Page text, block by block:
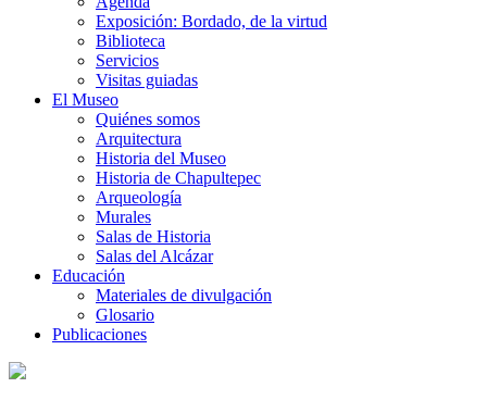
Exposición: Bordado, de la virtud
Biblioteca
Servicios
Visitas guiadas
El Museo
Quiénes somos
Arquitectura
Historia del Museo
Historia de Chapultepec
Arqueología
Murales
Salas de Historia
Salas del Alcázar
Educación
Materiales de divulgación
Glosario
Publicaciones